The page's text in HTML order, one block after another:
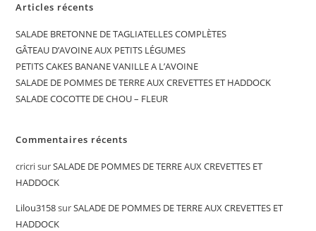
Articles récents
SALADE BRETONNE DE TAGLIATELLES COMPLÈTES
GÂTEAU D’AVOINE AUX PETITS LÉGUMES
PETITS CAKES BANANE VANILLE A L’AVOINE
SALADE DE POMMES DE TERRE AUX CREVETTES ET HADDOCK
SALADE COCOTTE DE CHOU – FLEUR
Commentaires récents
cricrisurSALADE DE POMMES DE TERRE AUX CREVETTES ET
HADDOCK
Lilou3158surSALADE DE POMMES DE TERRE AUX CREVETTES ET
HADDOCK